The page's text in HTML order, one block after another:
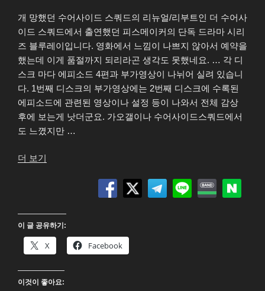
개 망했던 수어사이드 스쿼드의 리뉴얼/리부트인 더 수어사
이드 스쿼드에서 출연했던 피스메이커의 단독 드라마 시리
즈 블루레이입니다. 영화에서 느낌이 나쁘지 않아서 예약을
했는데 이게 품절까지 되리라곤 생각도 못했네요. … 각 디
스크 마다 에피소드 4편과 부가영상이 나뉘어 실려 있습니
다. 1번째 디스크의 부가영상에는 2번째 디스크에 수록된
에피소드에 관련된 영상이나 설정 등이 나와서 전체 감상
후에 보는게 낫더군요. 가오갤이나 수어사이드스쿼드에서
도 느꼈지만 …
더 보기
커
(Peacemaker)
시
즌
1
Blu-
이 글 공유하기:
X Facebook
이것이 좋아요: